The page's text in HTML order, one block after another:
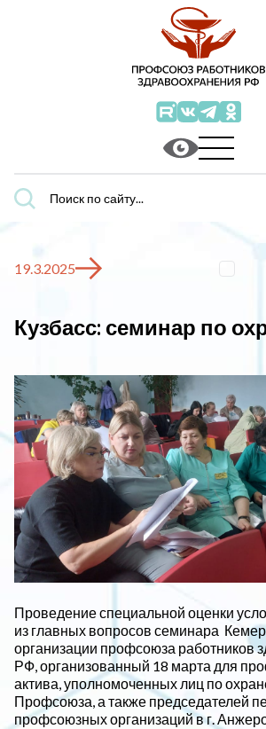
Поиск
по
19.3.2025
Кузбасс: семинар по
Проведение специальной оценки
из главных вопросов семинара
организации профсоюза работников
РФ, организованный 18 марта для
актива, уполномоченных лиц по
Профсоюза, а также председателей
профсоюзных организаций в г.